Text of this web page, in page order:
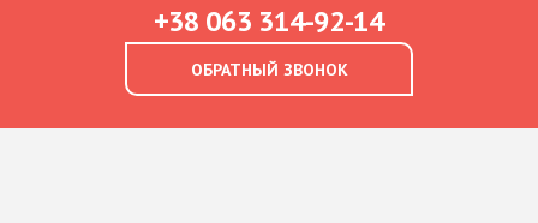
+38 063 314-92-14
ОБРАТНЫЙ ЗВОНОК